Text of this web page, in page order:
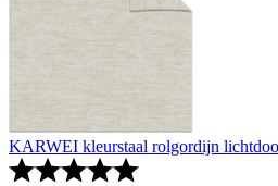
KARWEI kleurstaal rolgordijn